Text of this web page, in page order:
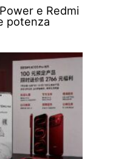
e Redmi
potenza